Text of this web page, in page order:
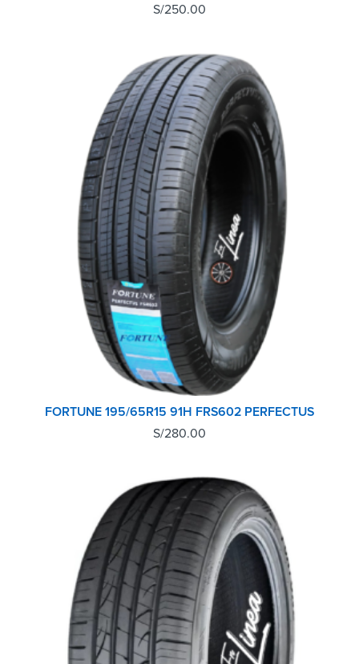
S/250.00
FORTUNE 195/65R15 91H FRS602 PERFECTUS
S/280.00